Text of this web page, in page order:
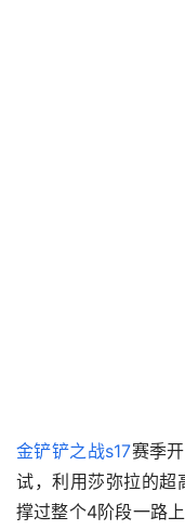
金铲铲之战s17赛季
试，利用莎弥拉的
撑过整个4阶段一路